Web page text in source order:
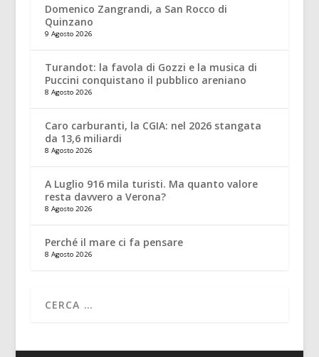
Domenico Zangrandi, a San Rocco di
Quinzano
9 Agosto 2026
Turandot: la favola di Gozzi e la musica di
Puccini conquistano il pubblico areniano
8 Agosto 2026
Caro carburanti, la CGIA: nel 2026 stangata
da 13,6 miliardi
8 Agosto 2026
A Luglio 916 mila turisti. Ma quanto valore
resta davvero a Verona?
8 Agosto 2026
Perché il mare ci fa pensare
8 Agosto 2026